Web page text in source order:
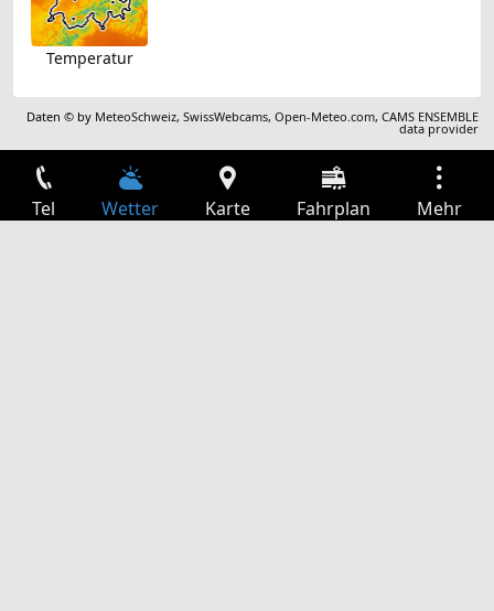
Temperatur
Daten © by MeteoSchweiz,SwissWebcams,Open-Meteo.com,CAMS ENSEMBLE
data provider
Tel Wetter Karte Fahrplan Mehr